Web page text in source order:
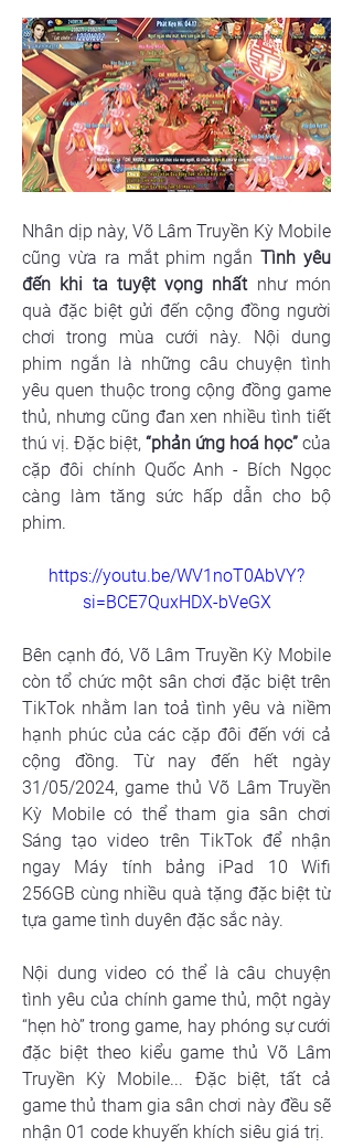
Nhân dịp này, Võ Lâm Truyền Kỳ Mobile
cũng vừa ra mắt phim ngắn Tình yêu
đến khi ta tuyệt vọng nhất như món
quà đặc biệt gửi đến cộng đồng người
chơi trong mùa cưới này. Nội dung
phim ngắn là những câu chuyện tình
yêu quen thuộc trong cộng đồng game
thủ, nhưng cũng đan xen nhiều tình tiết
thú vị. Đặc biệt, “phản ứng hoá học” của
cặp đôi chính Quốc Anh - Bích Ngọc
càng làm tăng sức hấp dẫn cho bộ
phim.
https://youtu.be/WV1noT0AbVY?
si=BCE7QuxHDX-bVeGX
Bên cạnh đó, Võ Lâm Truyền Kỳ Mobile
còn tổ chức một sân chơi đặc biệt trên
TikTok nhằm lan toả tình yêu và niềm
hạnh phúc của các cặp đôi đến với cả
cộng đồng. Từ nay đến hết ngày
31/05/2024, game thủ Võ Lâm Truyền
Kỳ Mobile có thể tham gia sân chơi
Sáng tạo video trên TikTok để nhận
ngay Máy tính bảng iPad 10 Wifi
256GB cùng nhiều quà tặng đặc biệt từ
tựa game tình duyên đặc sắc này.
Nội dung video có thể là câu chuyện
tình yêu của chính game thủ, một ngày
“hẹn hò” trong game, hay phóng sự cưới
đặc biệt theo kiểu game thủ Võ Lâm
Truyền Kỳ Mobile... Đặc biệt, tất cả
game thủ tham gia sân chơi này đều sẽ
nhận 01 code khuyến khích siêu giá trị.